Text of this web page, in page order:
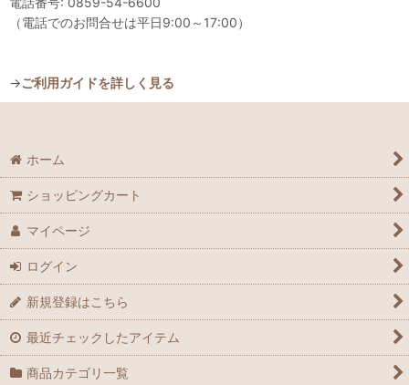
（電話でのお問合せは平日9:00～17:00）
→ご利用ガイドを詳しく見る
ホーム
ショッピングカート
マイページ
ログイン
新規登録はこちら
最近チェックしたアイテム
商品カテゴリ一覧